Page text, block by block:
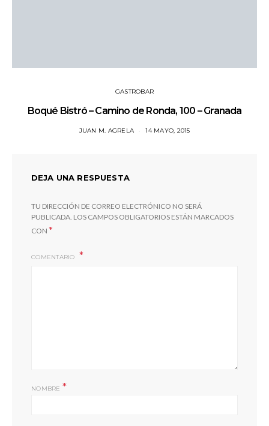
GASTROBAR
Boqué Bistró – Camino de Ronda, 100 – Granada
JUAN M. AGRELA 14 MAYO, 2015
DEJA UNA RESPUESTA
TU DIRECCIÓN DE CORREO ELECTRÓNICO NO SERÁ
PUBLICADA. LOS CAMPOS OBLIGATORIOS ESTÁN MARCADOS
CON *
COMENTARIO
NOMBRE *